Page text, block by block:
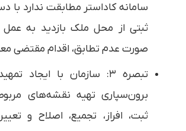
سامانه کاداستر مطابقت ندارد با
ثبتی از محل ملک بازدید به عمل
صورت عدم تطابق، اقدام مقتضی
تبصره ۳: سازمان با ایجاد
برون‌سپاری تهیه نقشه‌های
ثبت، افراز، تجمیع، اصلاح و